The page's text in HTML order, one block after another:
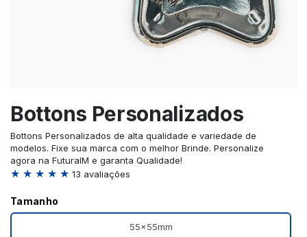
Bottons Personalizados
Bottons Personalizados de alta qualidade e variedade de
modelos. Fixe sua marca com o melhor Brinde. Personalize
agora na FuturaIM e garanta Qualidade!
★ ★ ★ ★ ★ 13 avaliações
Tamanho
55x55mm